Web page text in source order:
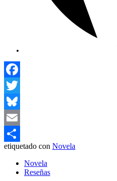
Facebook
Twitter
Bluesky
Email
Compartir
etiquetado con Novela
Novela
Reseñas